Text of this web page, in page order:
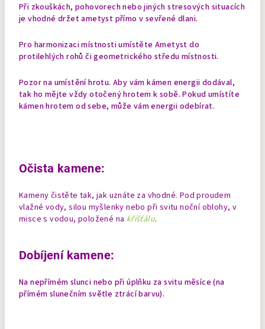
Při zkouškách, pohovorech nebo jiných stresových situacích
je vhodné držet ametyst přímo v sevřené dlani.
Pro harmonizaci místnosti umístěte Ametyst do
protilehlých rohů či geometrického středu místnosti.
Pozor na umístění hrotu. Aby vám kámen energii dodával,
tak ho mějte vždy otočený hrotem k sobě. Pokud umístíte
kámenhrotem od sebe, může vám energii odebírat.
Očista kamene:
Kameny čistěte tak, jak uznáte za vhodné. Pod proudem
vlažné vody, silou myšlenky nebo při svitu noční oblohy, v
misce s vodou, položené na křišťálu.
Dobíjení kamene:
Na nepřímém slunci nebo při úplňku za svitu měsíce (na
přímém slunečním světle ztrácí barvu).